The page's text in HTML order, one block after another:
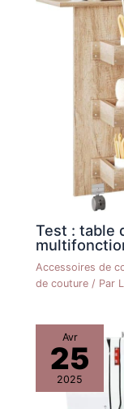
Test : table
Accessoires de
de couture / Par
Avr
25
2025